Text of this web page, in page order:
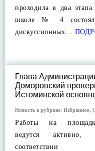
проходила в два
школе № 4
дискуссионных…
Глава
Доморовский
Истоминской
Новость в рубрике: Избранное
Работы на
ведутся активно,
соответствии